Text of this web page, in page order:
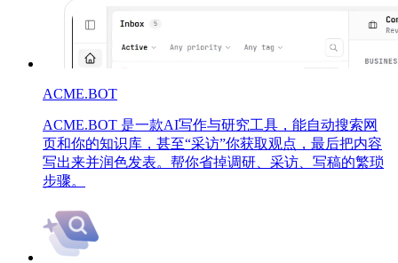
ACME.BOT
ACME.BOT 是一款AI写作与研究工具，能自动搜索网
页和你的知识库，甚至“采访”你获取观点，最后把内容
写出来并润色发表。帮你省掉调研、采访、写稿的繁琐
步骤。